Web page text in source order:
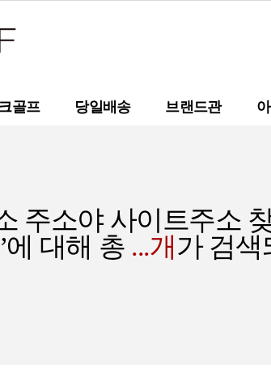
골프 당일배송 브랜드관
주소야 사이트주소
대해 총 ...개 가 검색